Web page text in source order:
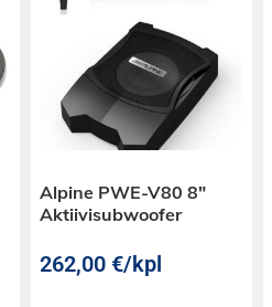
Alpine PWE-V80 8″
Aktiivisubwoofer
262,00€/kpl